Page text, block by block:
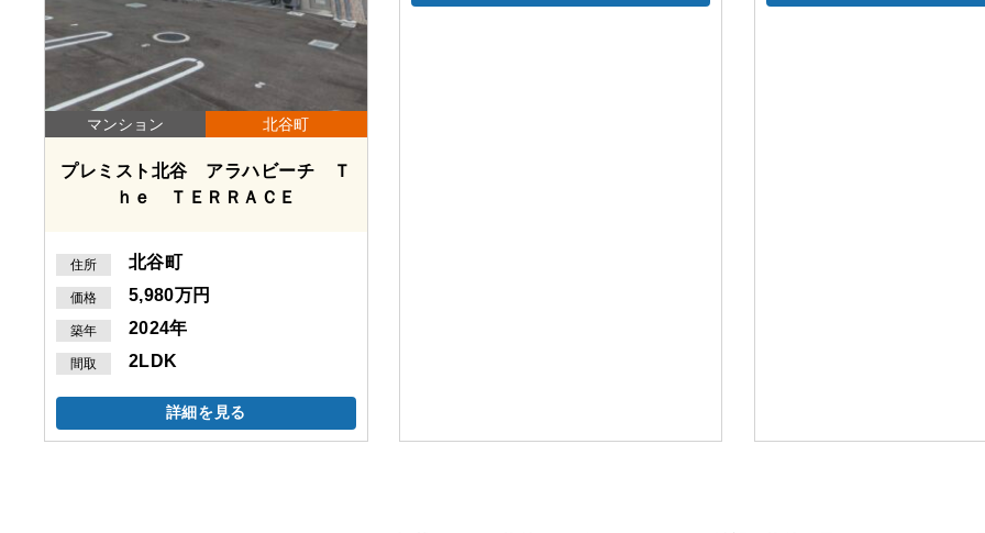
マンション 北谷町
プレミスト北谷 アラハビーチ Ｔ
ｈｅ ＴＥＲＲＡＣＥ
住所 北谷町
価格 5,980万円
築年 2024年
間取 2LDK
詳細を見る